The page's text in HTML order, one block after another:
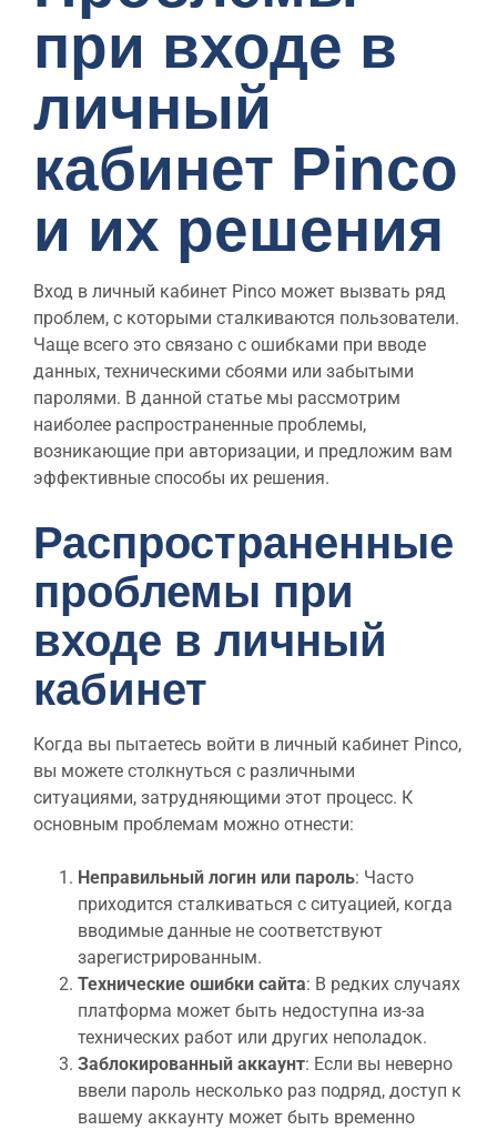
при входе в
личный
кабинет Pinco
и их решения
Вход в личный кабинет Pinco может вызвать ряд
проблем, с которыми сталкиваются пользователи.
Чаще всего это связано с ошибками при вводе
данных, техническими сбоями или забытыми
паролями. В данной статье мы рассмотрим
наиболее распространенные проблемы,
возникающие при авторизации, и предложим вам
эффективные способы их решения.
Распространенные
проблемы при
входе в личный
кабинет
Когда вы пытаетесь войти в личный кабинет Pinco,
вы можете столкнуться с различными
ситуациями, затрудняющими этот процесс. К
основным проблемам можно отнести:
Неправильный логин или пароль: Часто
приходится сталкиваться с ситуацией, когда
вводимые данные не соответствуют
зарегистрированным.
Технические ошибки сайта: В редких случаях
платформа может быть недоступна из-за
технических работ или других неполадок.
Заблокированный аккаунт: Если вы неверно
ввели пароль несколько раз подряд, доступ к
вашему аккаунту может быть временно